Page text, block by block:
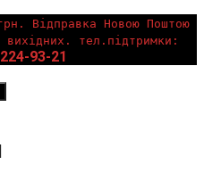
Відправка Новою Поштою
тел.підтримки:
93-21